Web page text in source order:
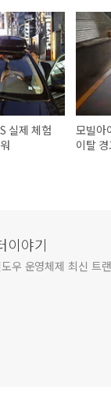
실제 체험
모빌아
이탈
이야기
우 운영체제 최신 트